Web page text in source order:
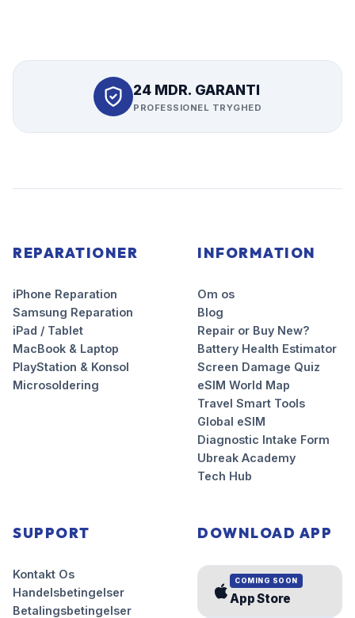
24 MDR. GARANTI
PROFESSIONEL TRYGHED
REPARATIONER
iPhone Reparation
Samsung Reparation
iPad / Tablet
MacBook & Laptop
PlayStation & Konsol
Microsoldering
INFORMATION
Om os
Blog
Repair or Buy New?
Battery Health Estimator
Screen Damage Quiz
eSIM World Map
Travel Smart Tools
Global eSIM
Diagnostic Intake Form
Ubreak Academy
Tech Hub
SUPPORT
Kontakt Os
Handelsbetingelser
Betalingsbetingelser
DOWNLOAD APP
COMING SOON
App Store